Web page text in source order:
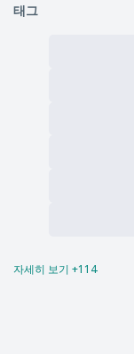
태그
자세히 보기 +114